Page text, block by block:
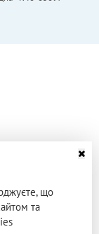
що
та